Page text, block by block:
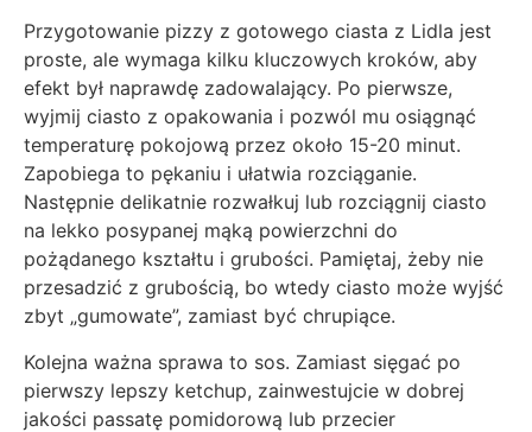
Przygotowanie pizzy z gotowego ciasta z Lidla jest
proste, ale wymaga kilku kluczowych kroków, aby
efekt był naprawdę zadowalający. Po pierwsze,
wyjmij ciasto z opakowania i pozwól mu osiągnąć
temperaturę pokojową przez około 15-20 minut.
Zapobiega to pękaniu i ułatwia rozciąganie.
Następnie delikatnie rozwałkuj lub rozciągnij ciasto
na lekko posypanej mąką powierzchni do
pożądanego kształtu i grubości. Pamiętaj, żeby nie
przesadzić z grubością, bo wtedy ciasto może wyjść
zbyt „gumowate”, zamiast być chrupiące.
Kolejna ważna sprawa to sos. Zamiast sięgać po
pierwszy lepszy ketchup, zainwestujcie w dobrej
jakości passatę pomidorową lub przecier